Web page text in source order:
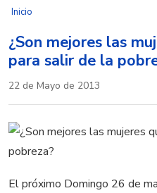
Inicio
¿Son mejores las
para salir de la
22 de Mayo de 2013
El próximo Domingo 26 de